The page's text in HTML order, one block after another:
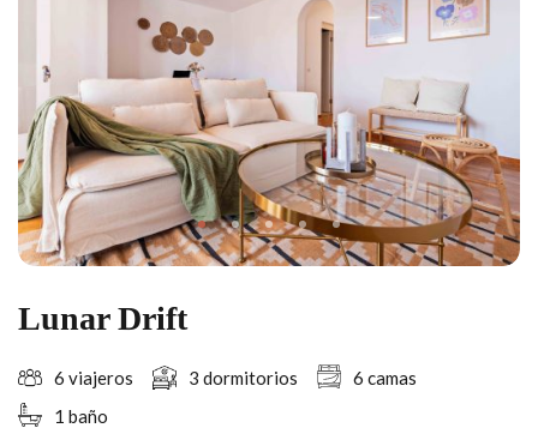
Lunar Drift
6 viajeros 3 dormitorios
6 camas
1 baño